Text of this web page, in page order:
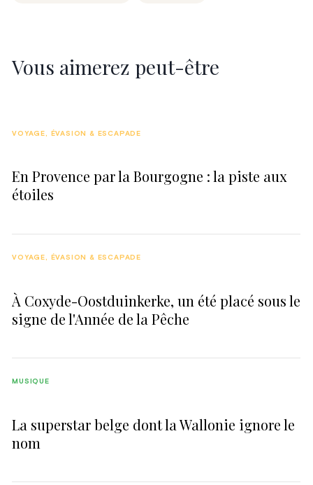
Vous aimerez peut-être
En Provence par la Bourgogne : la piste aux
étoiles
VOYAGE, ÉVASION & ESCAPADE
À Coxyde-Oostduinkerke, un été placé sous le
signe de l'Année de la Pêche
VOYAGE, ÉVASION & ESCAPADE
La superstar belge dont la Wallonie ignore le
nom
MUSIQUE